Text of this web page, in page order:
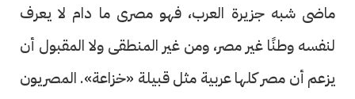
ماضى شبه جزيرة العرب، فهو مصرى ما دام لا يعرف
لنفسه وطنًا غير مصر، ومن غير المنطقى ولا المقبول أن
يزعم أن مصر كلها عربية مثل قبيلة «خزاعة». المصريون